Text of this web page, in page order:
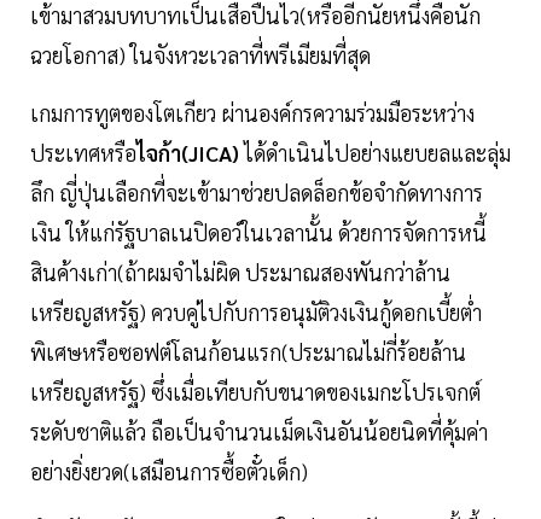
เข้ามาสวมบทบาทเป็นเสือปืนไว(หรืออีกนัยหนึ่งคือนัก
ฉวยโอกาส) ในจังหวะเวลาที่พรีเมียมที่สุด
เกมการทูตของโตเกียว ผ่านองค์กรความร่วมมือระหว่าง
ประเทศหรือไจก้า(JICA)ได้ดำเนินไปอย่างแยบยลและลุ่ม
ลึก ญี่ปุ่นเลือกที่จะเข้ามาช่วยปลดล็อกข้อจำกัดทางการ
เงิน ให้แก่รัฐบาลเนปิดอว์ในเวลานั้น ด้วยการจัดการหนี้
สินค้างเก่า(ถ้าผมจำไม่ผิด ประมาณสองพันกว่าล้าน
เหรียญสหรัฐ) ควบคู่ไปกับการอนุมัติวงเงินกู้ดอกเบี้ยต่ำ
พิเศษหรือซอฟต์โลนก้อนแรก(ประมาณไม่กี่ร้อยล้าน
เหรียญสหรัฐ) ซึ่งเมื่อเทียบกับขนาดของเมกะโปรเจกต์
ระดับชาติแล้ว ถือเป็นจำนวนเม็ดเงินอันน้อยนิดที่คุ้มค่า
อย่างยิ่งยวด(เสมือนการซื้อตั๋วเด็ก)